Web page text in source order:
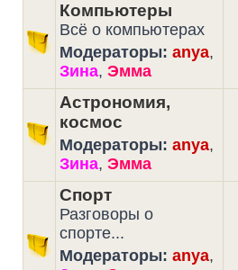
Компьютеры
Всё о компьютерах
Модераторы: anya,
Зина, Эмма
Астрономия,
космос
Модераторы: anya,
Зина, Эмма
Спорт
Разговоры о
спорте...
Модераторы: anya,